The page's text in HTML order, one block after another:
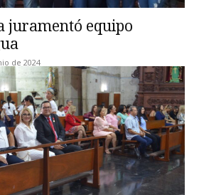
juramentó equipo
de 2024